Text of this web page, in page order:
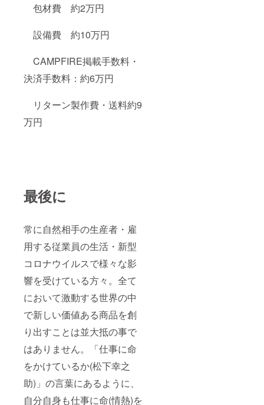
包材費 約2万円
設備費 約10万円
CAMPFIRE掲載手数料・
決済手数料：約6万円
リターン製作費・送料約9
万円
最後に
常に自然相手の生産者・雇
用する従業員の生活・新型
コロナウイルスで様々な影
響を受けている方々。全て
において激動する世界の中
で新しい価値ある商品を創
り出すことは並大抵の事で
はありません。「仕事に命
をかけているか(松下幸之
助)」の言葉にあるように、
自分自身も仕事に命(情熱)を